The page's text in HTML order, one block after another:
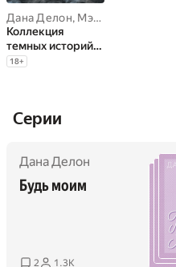
Дана Делон, Мэри Влад
Коллекция
темных историй.
Поддайся
18+
Cерии
Дана Делон
Будь моим
2 1.3K